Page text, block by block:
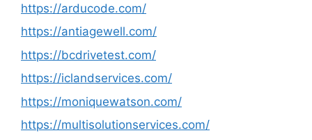
https://arducode.com/
https://antiagewell.com/
https://bcdrivetest.com/
https://iclandservices.com/
https://moniquewatson.com/
https://multisolutionservices.com/